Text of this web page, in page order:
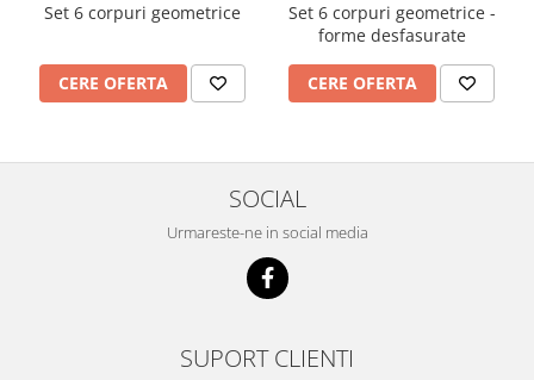
Camere Videoconferinta
Boxe si Soundbar
Tehnologie Educationala
Kit Robotic Educational
Set 6 corpuri geometrice
CERE OFERTA
Set 6 corpuri geometrice -
forme desfasurate
CERE OFERTA
SOCIAL
Urmareste-ne in social media
SUPORT CLIENTI